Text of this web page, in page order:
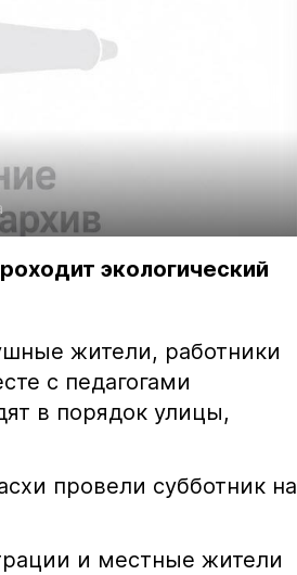
экологический
жители, работники
с педагогами
в порядок улицы,
провели субботник на
и местные жители